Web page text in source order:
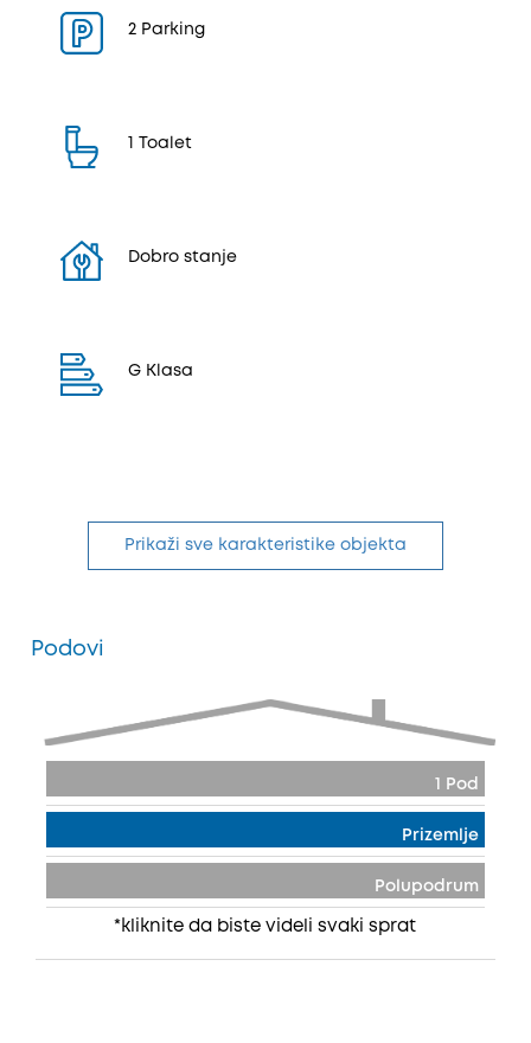
2 Parking
1 Toalet
Dobro stanje
G Klasa
Prikaži sve karakteristike objekta
Podovi
1 Pod
Prizemlje
Polupodrum
*kliknite da biste videli svaki sprat